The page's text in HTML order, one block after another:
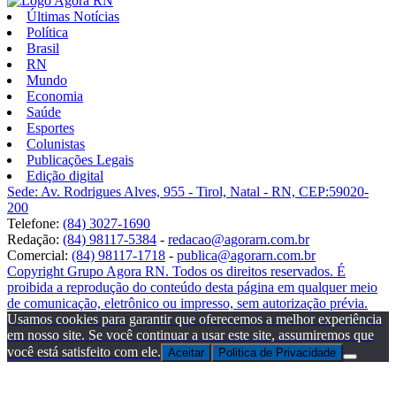
Últimas Notícias
Política
Brasil
RN
Mundo
Economia
Saúde
Esportes
Colunistas
Publicações Legais
Edição digital
Sede: Av. Rodrigues Alves, 955 - Tirol, Natal - RN, CEP:59020-
200
Telefone: (84) 3027-1690
Redação: (84) 98117-5384 - redacao@agorarn.com.br
Comercial: (84) 98117-1718 - publica@agorarn.com.br
Copyright Grupo Agora RN. Todos os direitos reservados. É
proibida a reprodução do conteúdo desta página em qualquer meio
de comunicação, eletrônico ou impresso, sem autorização prévia.
Usamos cookies para garantir que oferecemos a melhor experiência
em nosso site. Se você continuar a usar este site, assumiremos que
você está satisfeito com ele. Aceitar Politica de Privacidade